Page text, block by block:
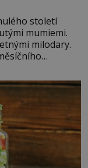
století
mumiemi.
milodary.
klimatickým